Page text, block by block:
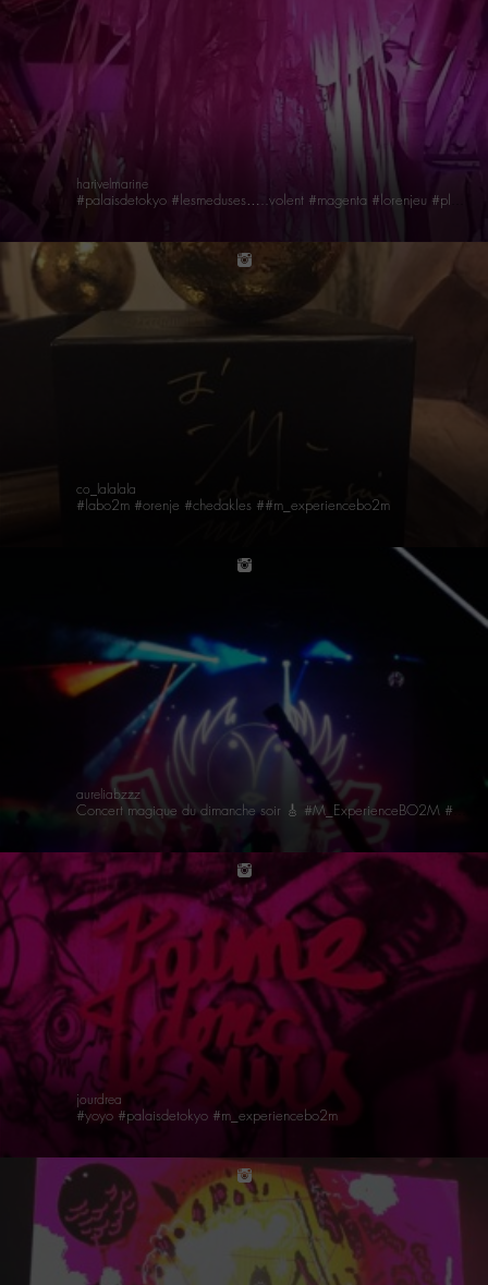
harivelmarine
co_lalalala
#labo2m #orenje #chedakles ##m_experiencebo2m
instagram
aureliabzzz
instagram
jourdrea
#yoyo #palaisdetokyo #m_experiencebo2m
instagram
instagram